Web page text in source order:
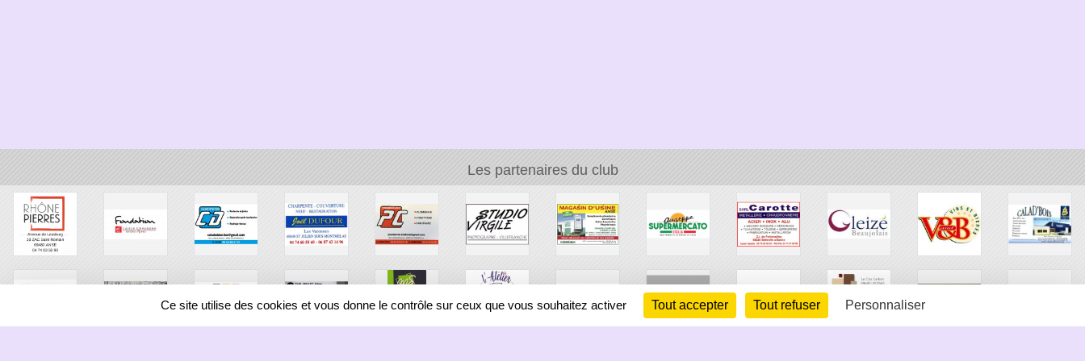
Les partenaires du club
Ce site utilise des cookies et vous donne le contrôle sur ceux que vous souhaitez activer Tout accepter Tout refuser Personnaliser